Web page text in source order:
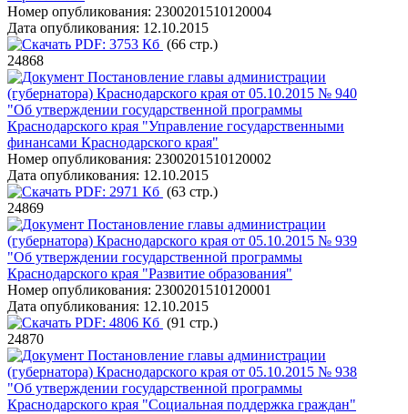
Номер опубликования: 2300201510120004
Дата опубликования: 12.10.2015
PDF: 3753 Кб (66 стр.)
24868
Постановление главы администрации
(губернатора) Краснодарского края от 05.10.2015 № 940
"Об утверждении государственной программы
Краснодарского края "Управление государственными
финансами Краснодарского края"
Номер опубликования: 2300201510120002
Дата опубликования: 12.10.2015
PDF: 2971 Кб (63 стр.)
24869
Постановление главы администрации
(губернатора) Краснодарского края от 05.10.2015 № 939
"Об утверждении государственной программы
Краснодарского края "Развитие образования"
Номер опубликования: 2300201510120001
Дата опубликования: 12.10.2015
PDF: 4806 Кб (91 стр.)
24870
Постановление главы администрации
(губернатора) Краснодарского края от 05.10.2015 № 938
"Об утверждении государственной программы
Краснодарского края "Социальная поддержка граждан"